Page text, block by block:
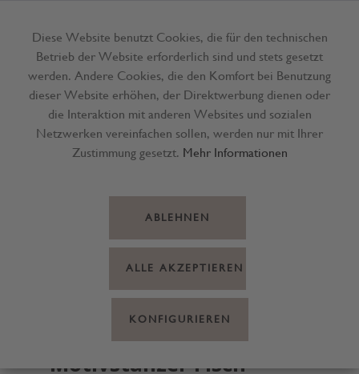
Menü
Motivstanzer Fisch
Diese Website benutzt Cookies, die für den technischen
Betrieb der Website erforderlich sind und stets gesetzt
werden. Andere Cookies, die den Komfort bei Benutzung
dieser Website erhöhen, der Direktwerbung dienen oder
die Interaktion mit anderen Websites und sozialen
Netzwerken vereinfachen sollen, werden nur mit Ihrer
Zustimmung gesetzt. Mehr Informationen
ABLEHNEN
ALLE AKZEPTIEREN
KONFIGURIEREN